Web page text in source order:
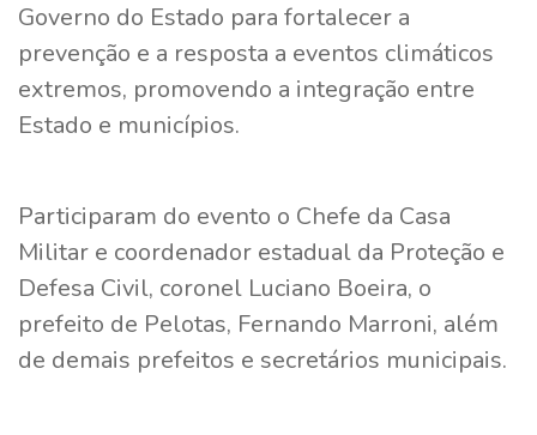
Governo do Estado para fortalecer a
prevenção e a resposta a eventos climáticos
extremos, promovendo a integração entre
Estado e municípios.
Participaram do evento o Chefe da Casa
Militar e coordenador estadual da Proteção e
Defesa Civil, coronel Luciano Boeira, o
prefeito de Pelotas, Fernando Marroni, além
de demais prefeitos e secretários municipais.